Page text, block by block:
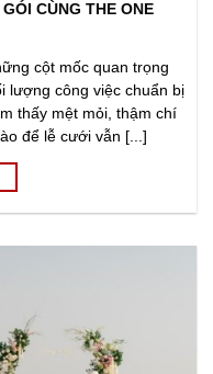
CÙNG THE ONE
cột mốc quan trọng
lượng công việc chuẩn bị
thấy mệt mỏi, thậm chí
để lễ cưới vẫn [...]